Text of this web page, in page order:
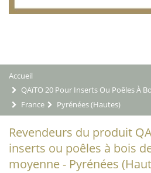
Accueil
QAïTO 20 Pour Inserts Ou Poêles À
France
Pyrénées (Hautes)
Revendeurs du produit
inserts ou poêles à bois
moyenne - Pyrénées